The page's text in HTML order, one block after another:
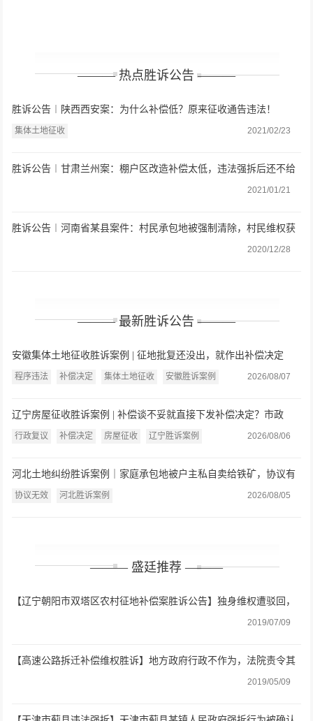
——— 热点胜诉公告 ———
胜诉公告︱陕西西安案：为什么补偿低？原来征收通告违法！
集体土地征收 2021/02/23
胜诉公告︱甘肃兰州案：棚户区改造补偿太低，违法强拆后还不给
2021/01/21
胜诉公告︱河南省某县案件：村民承包地被强制清除，村民维权获
2020/12/28
——— 最新胜诉公告 ———
安徽集体土地征收胜诉案例 | 征地批复还没出，就作出补偿决定
了？法院：缺乏法律依据，连同复议决定一并撤销
程序违法 补偿决定 集体土地征收 安徽胜诉案例 2026/08/07
辽宁房屋征收胜诉案例 | 补偿谈不妥就直接下发补偿决定？市政
府：认定事实不清、程序严重违法
行政复议 补偿决定 房屋征收 辽宁胜诉案例 2026/08/06
河北土地纠纷胜诉案例｜家庭承包地被户主私自卖给铁矿，协议有
效还是无效？法院：违反强制性规定，协议无效
协议无效 河北胜诉案例 2026/08/05
——— 盛廷推荐 ———
【辽宁朝阳市双塔区农村征地补偿案胜诉公告】独身维权遭驳回，
2019/07/09
【高速公路拆迁补偿维权胜诉】地方政府行政不作为，法院责令其
2019/05/09